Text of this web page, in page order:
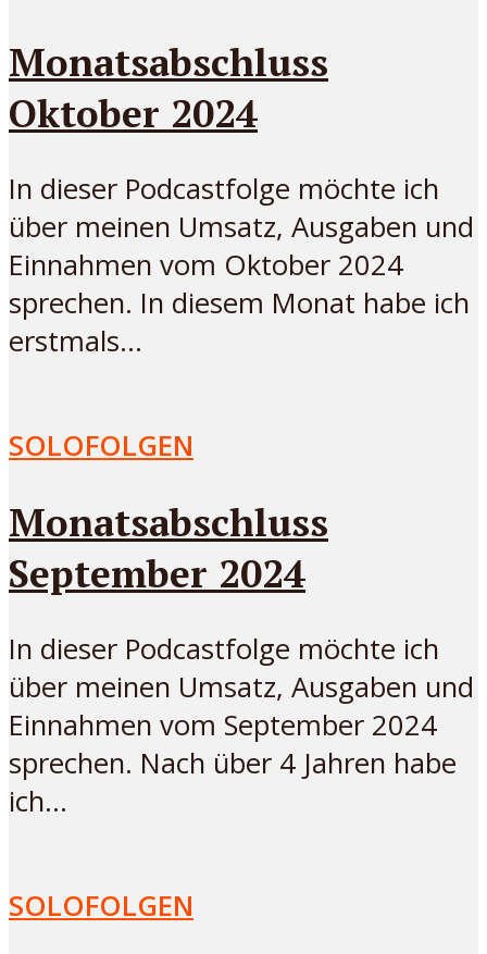
Monatsabschluss
Oktober 2024
In dieser Podcastfolge möchte ich
über meinen Umsatz, Ausgaben und
Einnahmen vom Oktober 2024
sprechen. In diesem Monat habe ich
erstmals...
SOLOFOLGEN
Monatsabschluss
September 2024
In dieser Podcastfolge möchte ich
über meinen Umsatz, Ausgaben und
Einnahmen vom September 2024
sprechen. Nach über 4 Jahren habe
ich...
SOLOFOLGEN